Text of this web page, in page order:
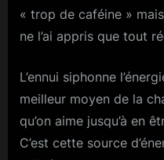
« trop de caféine »
ne l’ai appris que tout
L’ennui siphonne
meilleur moyen de la
qu’on aime jusqu’à en
C’est cette source